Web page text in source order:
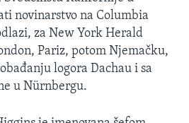
novinarstvo na Columbia
za New York Herald
Pariz, potom Njemačku,
logora Dachau i sa
u Nürnbergu.